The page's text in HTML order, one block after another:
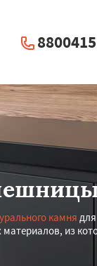
камня
из